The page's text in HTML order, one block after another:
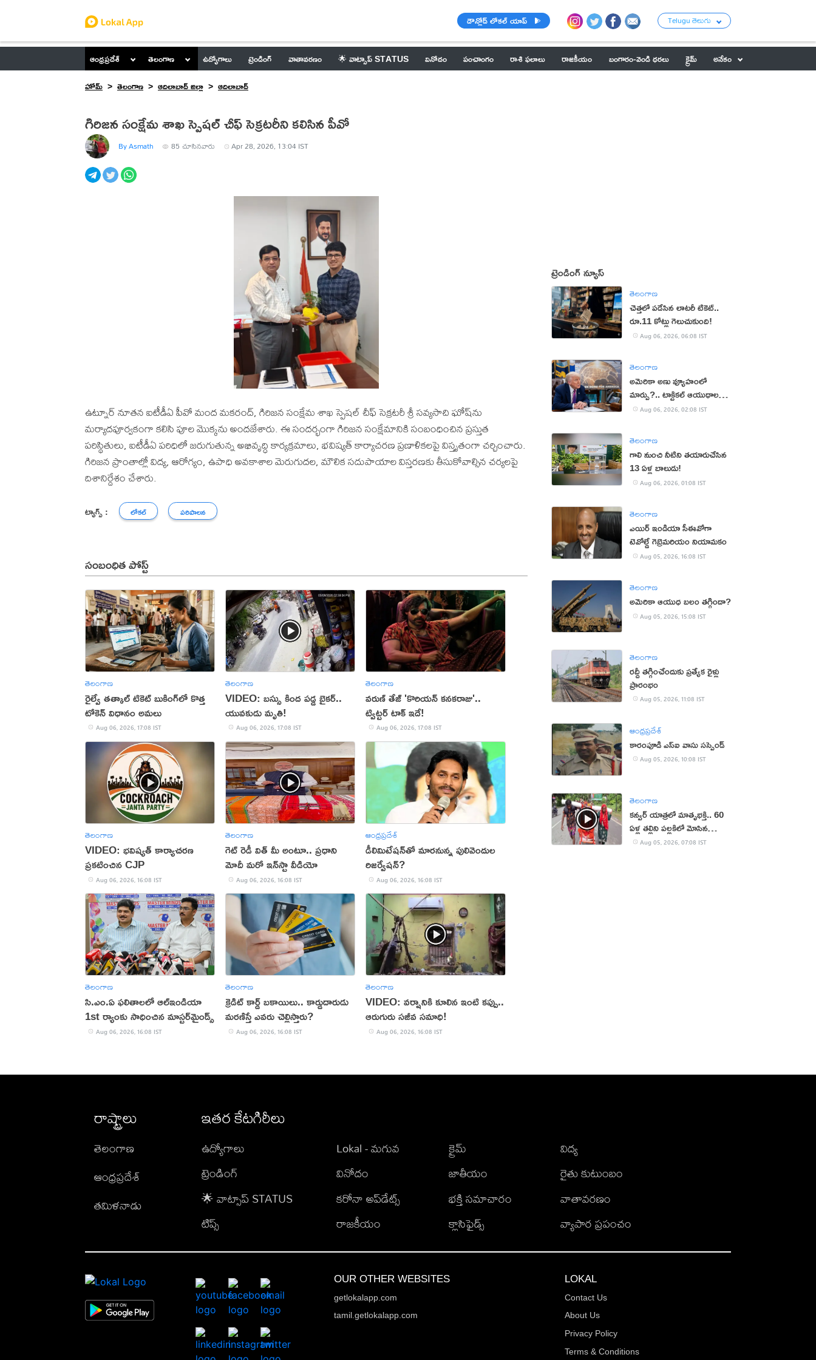
డౌన్లోడ్ లోకల్ యాప్ Telugu తెలుగు
ఆంధ్రప్రదేశ్ తెలంగాణ ఉద్యోగాలు ట్రెండింగ్ వాతావరణం 🌟 వాట్సాప్ STATUS వినోదం పంచాంగం రాశి ఫలాలు రాజకీయం బంగారం-వెండి ధరలు క్రైమ్
అనేకం
హోమ్
తెలంగాణ ఆదిలాబాద్ జిల్లా ఆదిలాబాద్
గిరిజన సంక్షేమ శాఖ స్పెషల్ చీఫ్ సెక్రటరీని కలిసిన పీవో
By Asmath 85 చూసినవారు Apr 28, 2026, 13:04 IST
ఉట్నూర్ నూతన ఐటీడీఏ పీవో మంద మకరంద్, గిరిజన సంక్షేమ శాఖ స్పెషల్ చీఫ్ సెక్రటరీ శ్రీ సవ్యసాచి ఘోష్‌ను
మర్యాదపూర్వకంగా కలిసి పూల మొక్కను అందజేశారు. ఈ సందర్భంగా గిరిజన సంక్షేమానికి సంబంధించిన ప్రస్తుత
పరిస్థితులు, ఐటీడీఏ పరిధిలో జరుగుతున్న అభివృద్ధి కార్యక్రమాలు, భవిష్యత్ కార్యాచరణ ప్రణాళికలపై విస్తృతంగా చర్చించారు.
గిరిజన ప్రాంతాల్లో విద్య, ఆరోగ్యం, ఉపాధి అవకాశాల మెరుగుదల, మౌలిక సదుపాయాల విస్తరణకు తీసుకోవాల్సిన చర్యలపై
దిశానిర్దేశం చేశారు.
ట్యాగ్స్ : లోకల్ పరిపాలన
సంబంధిత పోస్ట్
తెలంగాణ
రైల్వే తత్కాల్ టికెట్ బుకింగ్‌లో కొత్త
టోకెన్ విధానం అమలు
Aug 06, 2026, 17:08 IST
తెలంగాణ
VIDEO: బస్సు కింద పడ్డ బైకర్..
యువకుడు మృతి!
Aug 06, 2026, 17:08 IST
తెలంగాణ
వరుణ్ తేజ్ 'కొరియన్ కనకరాజు'..
ట్విట్టర్ టాక్ ఇదే!
Aug 06, 2026, 17:08 IST
తెలంగాణ
VIDEO: భవిష్యత్ కార్యాచరణ
ప్రకటించిన CJP
Aug 06, 2026, 16:08 IST
తెలంగాణ
గెట్ రెడీ విత్ మీ అంటూ.. ప్రధాని
మోదీ మరో ఇన్‌స్టా వీడియో
Aug 06, 2026, 16:08 IST
ఆంధ్రప్రదేశ్
డీలిమిటేషన్‌తో మారనున్న పులివెందుల
రిజర్వేషన్?
Aug 06, 2026, 16:08 IST
తెలంగాణ
సి.ఎం.ఏ ఫలితాలలో ఆల్ఇండియా
1st ర్యాంకు సాధించిన మాస్టర్‌మైండ్స్
Aug 06, 2026, 16:08 IST
తెలంగాణ
క్రెడిట్ కార్డ్ బకాయిలు.. కార్డుదారుడు
మరణిస్తే ఎవరు చెల్లిస్తారు?
Aug 06, 2026, 16:08 IST
తెలంగాణ
VIDEO: వర్షానికి కూలిన ఇంటి కప్పు..
ఆరుగురు సజీవ సమాధి!
Aug 06, 2026, 16:08 IST
ట్రెండింగ్ న్యూస్
తెలంగాణ
చెత్తలో పడేసిన లాటరీ టికెట్..
రూ.11 కోట్లు గెలుచుకుంది!
Aug 06, 2026, 06:08 IST
తెలంగాణ
అమెరికా అణు వ్యూహంలో
మార్పు?.. టాక్టికల్ ఆయుధాలకు
ప్రాధాన్యం!
Aug 06, 2026, 02:08 IST
తెలంగాణ
గాలి నుంచి నీటిని తయారుచేసిన
13 ఏళ్ల బాలుడు!
Aug 06, 2026, 01:08 IST
తెలంగాణ
ఎయిర్ ఇండియా సీఈవోగా
టెవోల్డే గెబ్రెమరియం నియామకం
Aug 05, 2026, 16:08 IST
తెలంగాణ
అమెరికా ఆయుధ బలం తగ్గిందా?
Aug 05, 2026, 15:08 IST
తెలంగాణ
రద్దీ తగ్గించేందుకు ప్రత్యేక రైళ్లు
ప్రారంభం
Aug 05, 2026, 11:08 IST
ఆంధ్రప్రదేశ్
కారంపూడి ఎస్ఐ వాసు స‌స్పెండ్‌
Aug 05, 2026, 10:08 IST
తెలంగాణ
కన్వర్ యాత్రలో మాతృభక్తి.. 60
ఏళ్ల తల్లిని పల్లకిలో మోసిన
కొడుకు, కోడలు!
Aug 05, 2026, 07:08 IST
రాష్ట్రాలు
తెలంగాణ
ఆంధ్రప్రదేశ్
తమిళనాడు
ఇతర కేటగిరీలు
ఉద్యోగాలు
ట్రెండింగ్
🌟 వాట్సాప్ STATUS
టిప్స్
Lokal - మగువ
వినోదం
కరోనా అప్‌డేట్స్
రాజకీయం
క్రైమ్
జాతీయం
భక్తి సమాచారం
క్లాసిఫైడ్స్
విద్య
రైతు కుటుంబం
వాతావరణం
వ్యాపార ప్రపంచం
OUR OTHER WEBSITES
getlokalapp.com
tamil.getlokalapp.com
LOKAL
Contact Us
About Us
Privacy Policy
Terms & Conditions